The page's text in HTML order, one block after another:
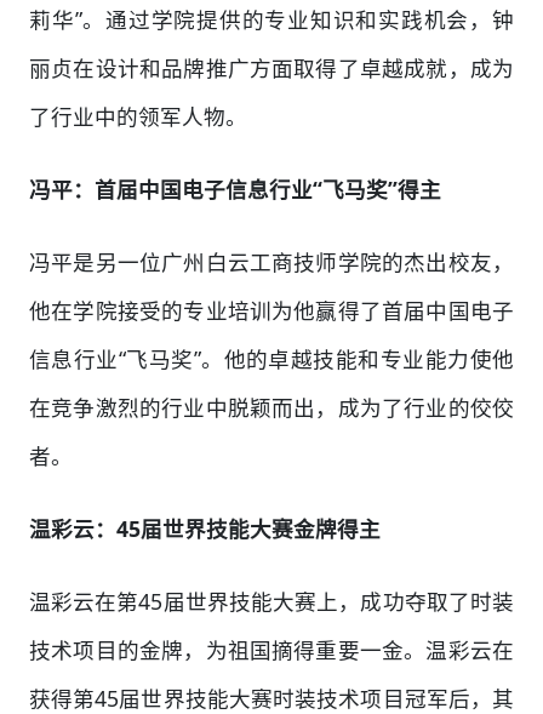
莉华”。通过学院提供的专业知识和实践机会，钟
丽贞在设计和品牌推广方面取得了卓越成就，成为
了行业中的领军人物。
冯平：首届中国电子信息行业“飞马奖”得主
冯平是另一位广州白云工商技师学院的杰出校友，
他在学院接受的专业培训为他赢得了首届中国电子
信息行业“飞马奖”。他的卓越技能和专业能力使他
在竞争激烈的行业中脱颖而出，成为了行业的佼佼
者。
温彩云：45届世界技能大赛金牌得主
温彩云在第45届世界技能大赛上，成功夺取了时装
技术项目的金牌，为祖国摘得重要一金。温彩云在
获得第45届世界技能大赛时装技术项目冠军后，其